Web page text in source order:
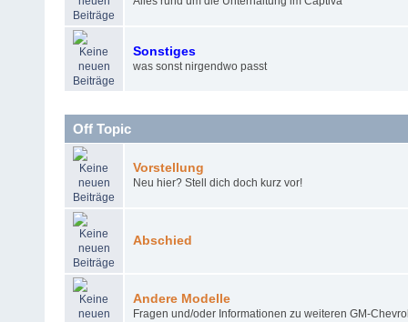
Sonstiges
was sonst nirgendwo passt
Off Topic
Vorstellung
Neu hier? Stell dich doch kurz vor!
Abschied
Andere Modelle
Fragen und/oder Informationen zu weiteren GM-